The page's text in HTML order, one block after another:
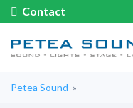
Contact
Petea Sound »